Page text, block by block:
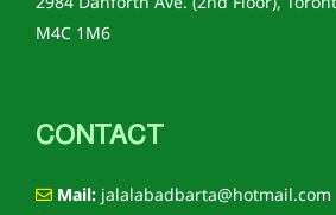
M4C 1M6
CONTACT
Mail: jalalabadbarta@hotmail.com